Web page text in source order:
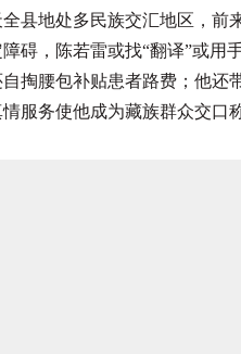
地处多民族交汇地区，前来
碍，陈若雷或找“翻译”或用
自掏腰包补贴患者路费；他
服务使他成为藏族群众交口